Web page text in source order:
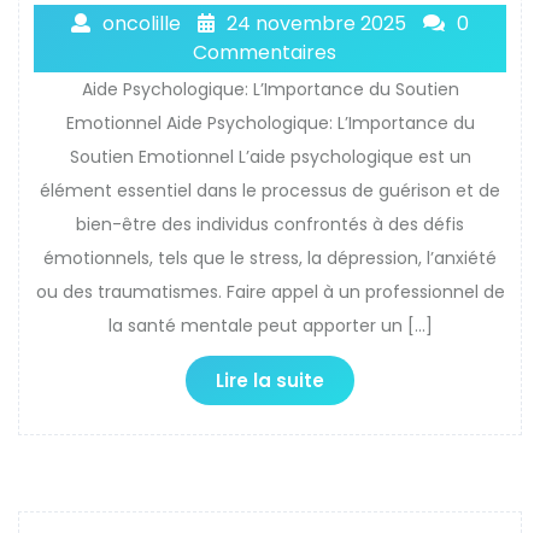
oncolille 24 novembre 2025
0
Commentaires
Aide Psychologique: L’Importance du Soutien
Emotionnel Aide Psychologique: L’Importance du
Soutien Emotionnel L’aide psychologique est un
élément essentiel dans le processus de guérison et de
bien-être des individus confrontés à des défis
émotionnels, tels que le stress, la dépression, l’anxiété
ou des traumatismes. Faire appel à un professionnel de
la santé mentale peut apporter un […]
Lire la suite